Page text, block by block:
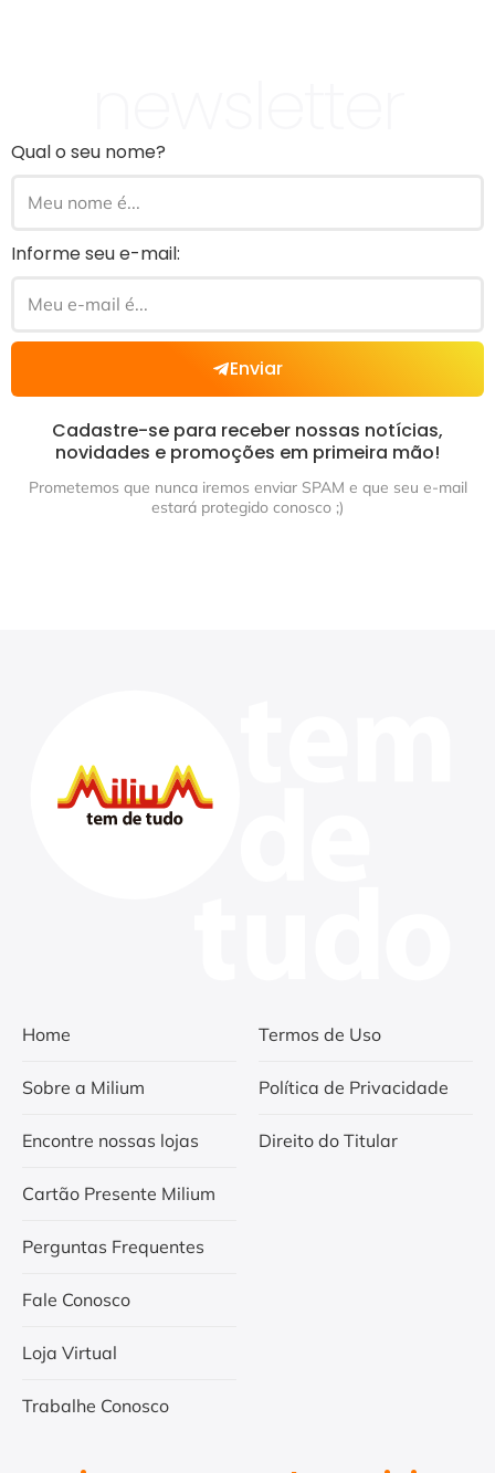
Qual o seu nome?
Informe seu e-mail:
Enviar
Cadastre-se para receber nossas notícias,
novidades e promoções em primeira mão!
Prometemos que nunca iremos enviar SPAM e que seu e-mail
estará protegido conosco ;)
Home
Sobre a Milium
Encontre nossas lojas
Cartão Presente Milium
Perguntas Frequentes
Fale Conosco
Loja Virtual
Trabalhe Conosco
Termos de Uso
Política de Privacidade
Direito do Titular